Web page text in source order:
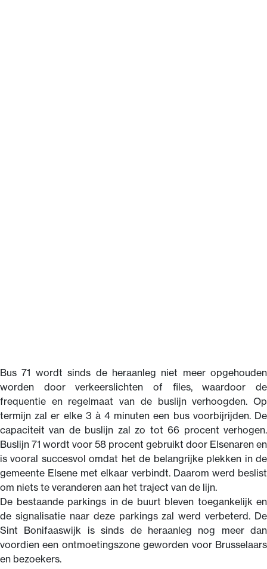
Bus 71 wordt sinds de heraanleg niet meer opgehouden
worden door verkeerslichten of files, waardoor de
frequentie en regelmaat van de buslijn verhoogden. Op
termijn zal er elke 3 à 4 minuten een bus voorbijrijden. De
capaciteit van de buslijn zal zo tot 66 procent verhogen.
Buslijn 71 wordt voor 58 procent gebruikt door Elsenaren en
is vooral succesvol omdat het de belangrijke plekken in de
gemeente Elsene met elkaar verbindt. Daarom werd beslist
om niets te veranderen aan het traject van de lijn.
De bestaande parkings in de buurt bleven toegankelijk en
de signalisatie naar deze parkings zal werd verbeterd. De
Sint Bonifaaswijk is sinds de heraanleg nog meer dan
voordien een ontmoetingszone geworden voor Brusselaars
en bezoekers.